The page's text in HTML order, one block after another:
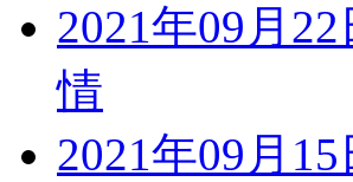
2021年09月
情
2021年09月